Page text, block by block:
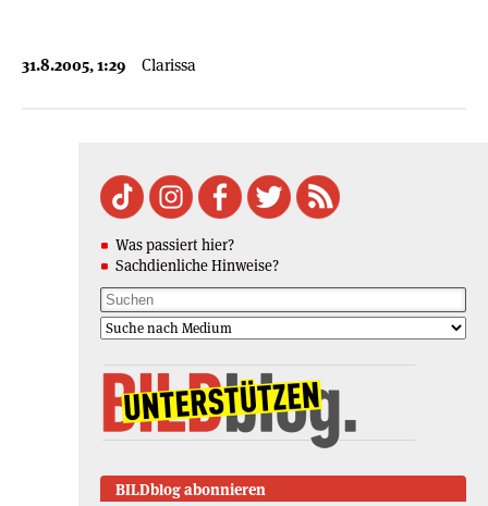
31.8.2005, 1:29 Clarissa
Was passiert hier?
Sachdienliche Hinweise?
BILDblog abonnieren